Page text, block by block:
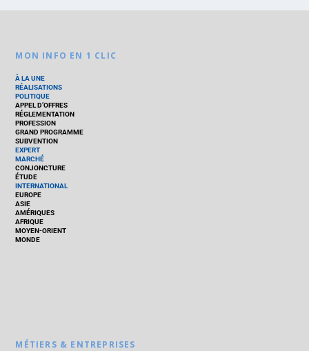
MON INFO EN 1 CLIC
À LA UNE
RÉALISATIONS
POLITIQUE
APPEL D’OFFRES
RÉGLEMENTATION
PROFESSION
GRAND PROGRAMME
SUBVENTION
EXPERT
MARCHÉ
CONJONCTURE
ÉTUDE
INTERNATIONAL
EUROPE
ASIE
AMÉRIQUES
AFRIQUE
MOYEN-ORIENT
MONDE
MÉTIERS & ENTREPRISES